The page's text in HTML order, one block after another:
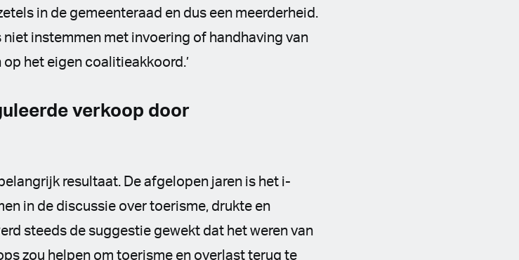
in de gemeenteraad en dus een meerderheid.
instemmen met invoering of handhaving van
het eigen coalitieakkoord.’
verkoop door
resultaat. De afgelopen jaren is het i-
in de discussie over toerisme, drukte en
steeds de suggestie gewekt dat het weren van
zou helpen om toerisme en overlast terug te